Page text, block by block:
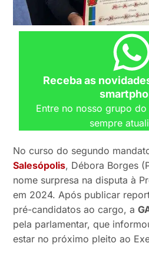
Receba as
Entre no nosso grupo
sempre
No curso do segundo
Salesópolis, Débora Borges
nome surpresa na disputa à
em 2024. Após publicar
pré-candidatos ao cargo, a
pela parlamentar, que
estar no próximo pleito ao